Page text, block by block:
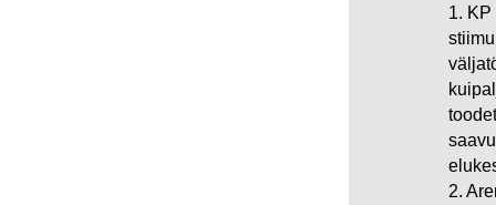
1.
2.